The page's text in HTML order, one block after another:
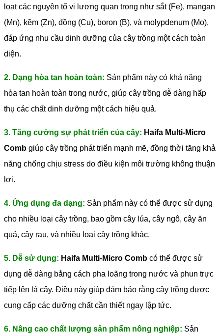
loạt các nguyên tố vi lượng quan trọng như sắt (Fe), mangan
(Mn), kẽm (Zn), đồng (Cu), boron (B), và molypdenum (Mo),
đáp ứng nhu cầu dinh dưỡng của cây trồng một cách toàn
diện.
2. Dạng hòa tan hoàn toàn: Sản phẩm này có khả năng
hòa tan hoàn toàn trong nước, giúp cây trồng dễ dàng hấp
thụ các chất dinh dưỡng một cách hiệu quả.
3. Tăng cường sự phát triển của cây: Haifa Multi-Micro
Comb giúp cây trồng phát triển mạnh mẽ, đồng thời tăng khả
năng chống chịu stress do điều kiện môi trường không thuận
lợi.
4. Ứng dụng đa dạng: Sản phẩm này có thể được sử dụng
cho nhiều loại cây trồng, bao gồm cây lúa, cây ngô, cây ăn
quả, cây rau, và nhiều loại cây trồng khác.
5. Dễ sử dụng: Haifa Multi-Micro Comb có thể được sử
dụng dễ dàng bằng cách pha loãng trong nước và phun trực
tiếp lên lá cây. Điều này giúp đảm bảo rằng cây trồng được
cung cấp các dưỡng chất cần thiết ngay lập tức.
6. Nâng cao chất lượng sản phẩm nông nghiệp: Sản